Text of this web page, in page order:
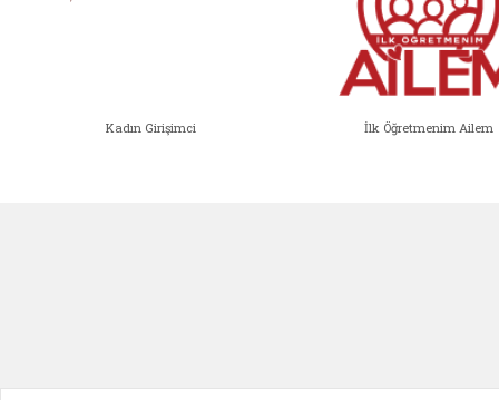
Kadın Girişimci İlk Öğretmenim Ailem